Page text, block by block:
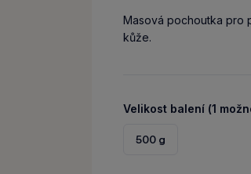
Masová pochoutka pro
kůže.
Velikost balení (1
500 g